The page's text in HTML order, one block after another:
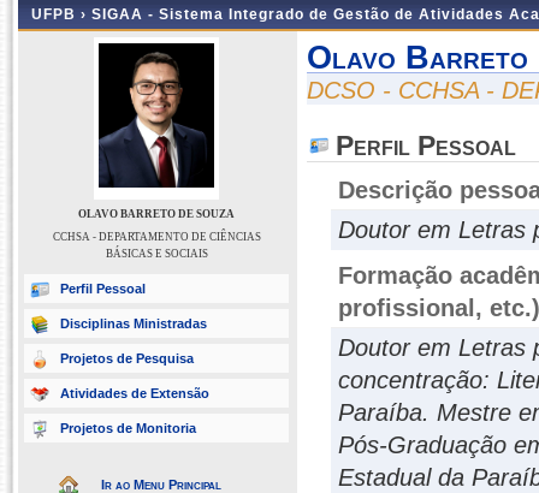
UFPB › SIGAA - Sistema Integrado de Gestão de Atividades
OLAVO BARRETO DE SOUZA
CCHSA - DEPARTAMENTO DE CIÊNCIAS
BÁSICAS E SOCIAIS
Perfil Pessoal
Disciplinas Ministradas
Projetos de Pesquisa
Atividades de Extensão
Projetos de Monitoria
Ir ao Menu Principal
Olavo Barreto
DCSO - CCHSA -
Perfil Pessoal
Descrição
Doutor em Letras
Formação
profissional, etc.)
Doutor em Letras
concentração:
Paraíba. Mestre
Pós-Graduação
Estadual da